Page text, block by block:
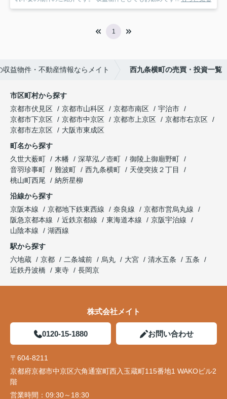
1
収益物件・不動産情報ならメイト 西九条横町の売買・投資一覧
市区町村から探す
京都市伏見区
京都市山科区 京都市南区
宇治市
京都市下京区
京都市中京区 京都市上京区
京都市右京区
京都市左京区
大阪市東成区
町名から探す
久世大薮町
木幡 深草泓ノ壺町
御陵上御廟野町
音羽珍事町
難波町 西九条横町
天使突抜２丁目
桃山町西尾
納所星柳
沿線から探す
京阪本線
京都地下鉄東西線 奈良線
京都市営烏丸線
阪急京都本線
近鉄京都線 東海道本線
京阪宇治線
山陰本線
湖西線
駅から探す
六地蔵
京都 二条城前 烏丸 大宮 清水五条
五条
近鉄丹波橋
東寺 長岡京
株式会社メイト
0120-15-1880 お問い合わせ
〒604-8211
京都府京都市中京区六角通室町西入玉蔵町115番地1 WAKOビル2
階
営業時間： 09:30～18:30